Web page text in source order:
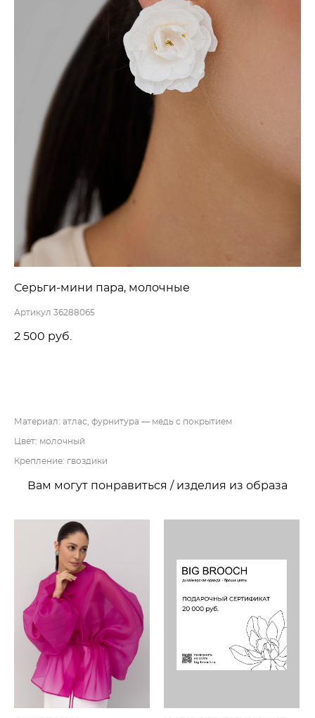
Серьги-мини пара, молочные
Артикул 36288065
2 500 pуб.
Материал: атлас, фурнитура — медь с покрытием
Цвет: молочный
Крепление: гвоздики
Вам могут понравиться / изделия из образа